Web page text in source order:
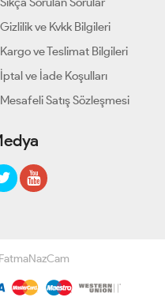
Gizlilik ve Kvkk Bilgileri
Kargo ve Teslimat Bilgileri
İptal ve İade Koşulları
Mesafeli Satış Sözleşmesi